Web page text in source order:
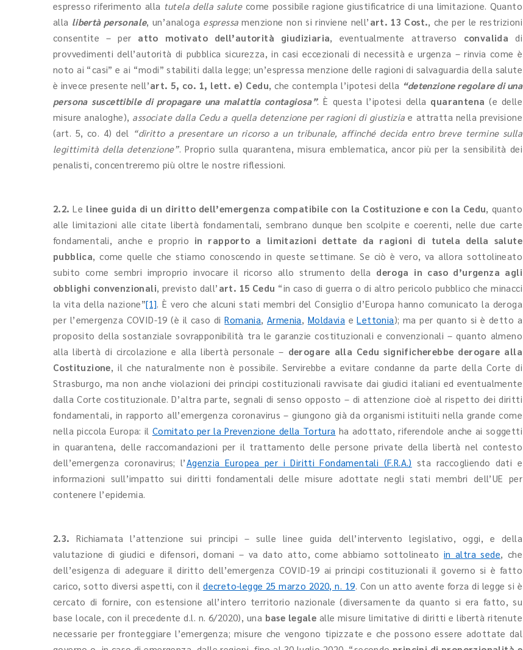
espresso riferimento alla tutela della salutecome possibile ragione giustificatrice di una limitazione. Quanto
alla libertà personale, un’analoga espressa menzione non si rinviene nell’ art. 13 Cost., che per le restrizioni
consentite – per atto motivato dell’autorità giudiziaria, eventualmente attraverso convalida di
provvedimenti dell’autorità di pubblica sicurezza, in casi eccezionali di necessità e urgenza – rinvia come è
noto ai “casi” e ai “modi” stabiliti dalla legge; un’espressa menzione delle ragioni di salvaguardia della salute
è invece presente nell’art. 5, co. 1, lett. e) Cedu, che contempla l’ipotesi della “detenzione regolare di una
persona suscettibile di propagare una malattia contagiosa”. È questa l’ipotesi della quarantena(e delle
misure analoghe), associate dalla Cedu a quella detenzione per ragioni di giustizia e attratta nella previsione
(art. 5, co. 4) del “diritto a presentare un ricorso a un tribunale, affinché decida entro breve termine sulla
legittimità della detenzione”. Proprio sulla quarantena, misura emblematica, ancor più per la sensibilità dei
penalisti, concentreremo più oltre le nostre riflessioni.
2.2.Le linee guida di un diritto dell’emergenza compatibile con la Costituzione e con la Cedu, quanto
alle limitazioni alle citate libertà fondamentali, sembrano dunque ben scolpite e coerenti, nelle due carte
fondamentali, anche e proprio in rapporto a limitazioni dettate da ragioni di tutela della salute
pubblica, come quelle che stiamo conoscendo in queste settimane. Se ciò è vero, va allora sottolineato
subito come sembri improprio invocare il ricorso allo strumento della deroga in caso d’urgenza agli
obblighi convenzionali, previsto dall’ art. 15 Cedu “in caso di guerra o di altro pericolo pubblico che minacci
la vita della nazione”[1]. È vero che alcuni stati membri del Consiglio d’Europa hanno comunicato la deroga
per l’emergenza COVID-19 (è il caso diRomania,Armenia, Moldavia eLettonia); ma per quanto si è detto a
proposito della sostanziale sovrapponibilità tra le garanzie costituzionali e convenzionali – quanto almeno
alla libertà di circolazione e alla libertà personale – derogare alla Cedu significherebbe derogare alla
Costituzione, il che naturalmente non è possibile. Servirebbe a evitare condanne da parte della Corte di
Strasburgo, ma non anche violazioni dei principi costituzionali ravvisate dai giudici italiani ed eventualmente
dalla Corte costituzionale. D’altra parte, segnali di senso opposto – di attenzione cioè al rispetto dei diritti
fondamentali, in rapporto all’emergenza coronavirus – giungono già da organismi istituiti nella grande come
nella piccola Europa: il Comitato per la Prevenzione della Tortura ha adottato, riferendole anche ai soggetti
in quarantena, delle raccomandazioni per il trattamento delle persone private della libertà nel contesto
dell’emergenza coronavirus; l’Agenzia Europea per i Diritti Fondamentali (F.R.A.) sta raccogliendo dati e
informazioni sull’impatto sui diritti fondamentali delle misure adottate negli stati membri dell’UE per
contenere l’epidemia.
2.3.Richiamata l’attenzione sui principi – sulle linee guida dell’intervento legislativo, oggi, e della
valutazione di giudici e difensori, domani – va dato atto, come abbiamo sottolineato in altra sede, che
dell’esigenza di adeguare il diritto dell’emergenza COVID-19 ai principi costituzionali il governo si è fatto
carico, sotto diversi aspetti, con ildecreto-legge 25 marzo 2020, n. 19. Con un atto avente forza di legge si è
cercato di fornire, con estensione all’intero territorio nazionale (diversamente da quanto si era fatto, su
base locale, con il precedente d.l. n. 6/2020), una base legale alle misure limitative di diritti e libertà ritenute
necessarie per fronteggiare l’emergenza; misure che vengono tipizzate e che possono essere adottate dal